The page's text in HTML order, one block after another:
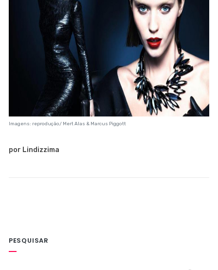
Imagens: reprodução/ Mert Alas & Marcus Piggott
por Lindizzima
PESQUISAR